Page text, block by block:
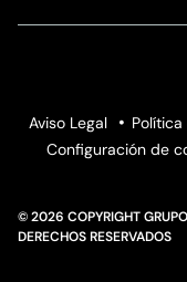
Aviso Legal
Configuración de
© 2026 COPYRIGHT
DERECHOS RESERVADOS